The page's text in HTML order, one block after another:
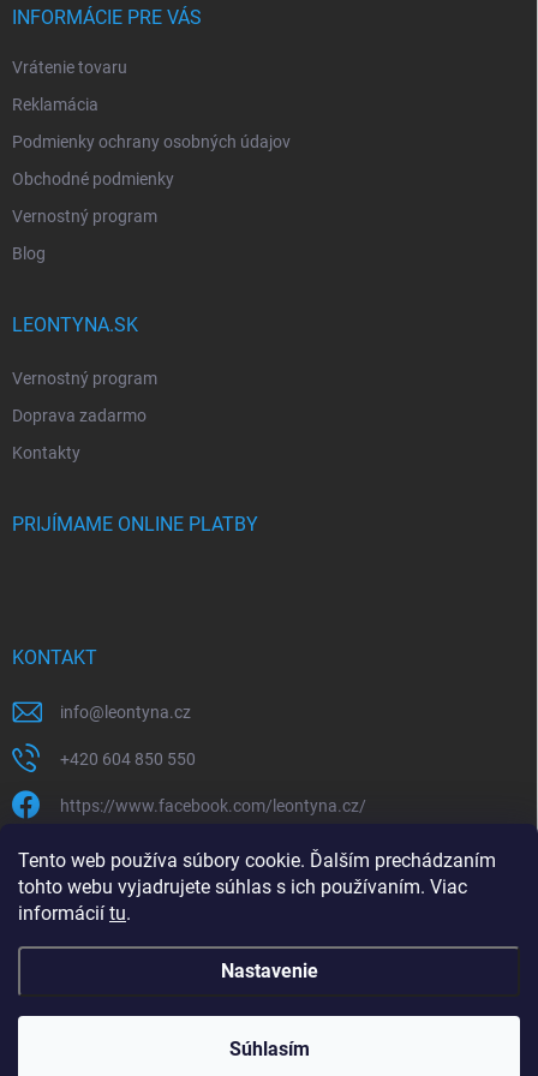
Tento web používa súbory cookie. Ďalším prechádzaním
tohto webu vyjadrujete súhlas s ich používaním. Viac
informácií tu.
Nastavenie
Súhlasím
INFORMÁCIE PRE VÁS
Vrátenie tovaru
Reklamácia
Podmienky ochrany osobných údajov
Obchodné podmienky
Vernostný program
Blog
LEONTYNA.SK
Vernostný program
Doprava zadarmo
Kontakty
PRIJÍMAME ONLINE PLATBY
KONTAKT
info@ leontyna.cz
+420 604 850 550
https://www.facebook.com/leontyna.cz/
leontyna.cz
@leontyna.cz
Leontyna.sk . Všetky práva vyhradené.